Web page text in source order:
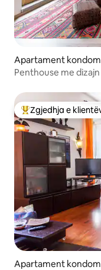
Apartament
Penthouse me
Më të mirat e
Zgjedhja e
Apartament